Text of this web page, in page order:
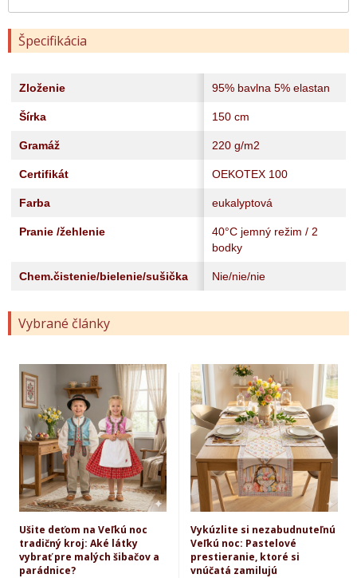
Špecifikácia
Zloženie 95% bavlna 5% elastan
Šírka 150 cm
Gramáž 220 g/m2
Certifikát OEKOTEX 100
Farba eukalyptová
Pranie /žehlenie
40°C jemný režim / 2
bodky
Chem.čistenie/bielenie/sušička Nie/nie/nie
Vybrané články
Ušite deťom na Veľkú noc
tradičný kroj: Aké látky
vybrať pre malých šibačov a
parádnice?
Vykúzlite si nezabudnuteľnú
Veľkú noc: Pastelové
prestieranie, ktoré si
vnúčatá zamilujú